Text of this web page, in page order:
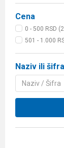
Cena
0 - 500 RSD
501 - 1.000
Naziv ili